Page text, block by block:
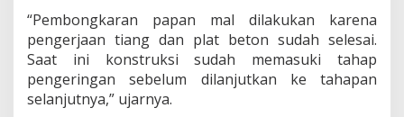
“Pembongkaran papan mal dilakukan karena
pengerjaan tiang dan plat beton sudah selesai.
Saat ini konstruksi sudah memasuki tahap
pengeringan sebelum dilanjutkan ke tahapan
selanjutnya,” ujarnya.